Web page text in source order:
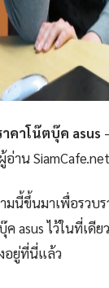
าคาโน๊ตบุ๊ค asus
าน
มนี้ขึ้นมาเพื่อรวบ
ค asus ไว้ในที่เดี
อยู่ที่นี่แล้ว